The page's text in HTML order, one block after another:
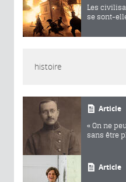
Les
se sont-
histoire
Article
« On ne
sans être
Article